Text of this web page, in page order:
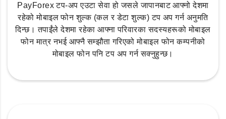
PayForex टप-अप एउटा सेवा हो जसले जापानबाट आफ्नो देशमा
रहेको मोबाइल फोन शुल्क (कल र डेटा शुल्क) टप अप गर्न अनुमति
दिन्छ। तपाईंले देशमा रहेका आफ्ना परिवारका सदस्यहरूको मोबाइल
फोन मात्र नभई आफ्नै सम्झौता गरिएको मोबाइल फोन कम्पनीको
मोबाइल फोन पनि टप अप गर्न सक्नुहुन्छ।